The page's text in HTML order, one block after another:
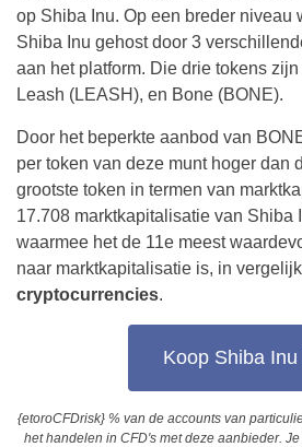
op Shiba Inu. Op een breder niveau
Shiba Inu gehost door 3
aan het platform. Die drie tokens
Leash (LEASH), en Bone (BONE).
Door het beperkte aanbod van
per token van deze munt hoger dan
grootste token in termen van
17.708 marktkapitalisatie van Shiba
waarmee het de 11e meest
naar marktkapitalisatie is, in
cryptocurrencies.
Koop Shiba Inu
{etoroCFDrisk} % van de accounts van
het handelen in CFD's met deze aanbieder.